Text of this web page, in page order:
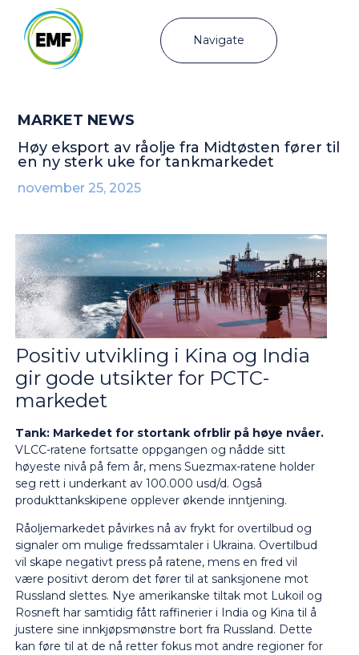
Navigate
MARKET NEWS
Høy eksport av råolje fra Midtøsten fører til
en ny sterk uke for tankmarkedet
november 25, 2025
Positiv utvikling i Kina og India
gir gode utsikter for PCTC-
markedet
Tank: Markedet for stortank ofrblir på høye nvåer.
VLCC-ratene fortsatte oppgangen og nådde sitt
høyeste nivå på fem år, mens Suezmax-ratene holder
seg rett i underkant av 100.000 usd/d. Også
produkttankskipene opplever økende inntjening.
Råoljemarkedet påvirkes nå av frykt for overtilbud og
signaler om mulige fredssamtaler i Ukraina. Overtilbud
vil skape negativt press på ratene, mens en fred vil
være positivt derom det fører til at sanksjonene mot
Russland slettes. Nye amerikanske tiltak mot Lukoil og
Rosneft har samtidig fått raffinerier i India og Kina til å
justere sine innkjøpsmønstre bort fra Russland. Dette
kan føre til at de nå retter fokus mot andre regioner for